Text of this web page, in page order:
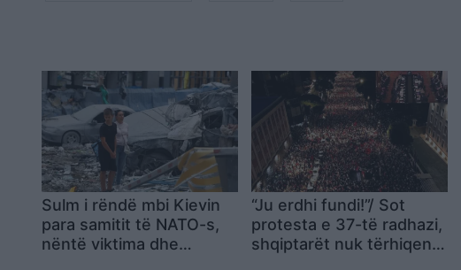
Sulm i rëndë mbi Kievin
para samitit të NATO-s,
nëntë viktima dhe
“Ju erdhi fundi!”/ Sot
protesta e 37-të radhazi,
shqiptarët nuk tërhiqen: